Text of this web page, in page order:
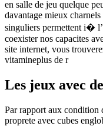
en salle de jeu quelque
davantage mieux
singuliers permettent i�
coexister nos capacites
site internet, vous
vitamineplus de r
Les jeux avec
Par rapport aux condition
proprete avec cubes